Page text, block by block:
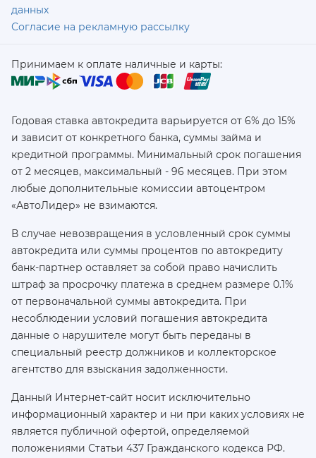
данных
Согласие на рекламную рассылку
Принимаем к оплате наличные и карты:
Годовая ставка автокредита варьируется от 6% до 15%
и зависит от конкретного банка, суммы займа и
кредитной программы. Минимальный срок погашения
от 2 месяцев, максимальный - 96 месяцев. При этом
любые дополнительные комиссии автоцентром
«АвтоЛидер» не взимаются.
В случае невозвращения в условленный срок суммы
автокредита или суммы процентов по автокредиту
банк-партнер оставляет за собой право начислить
штраф за просрочку платежа в среднем размере 0.1%
от первоначальной суммы автокредита. При
несоблюдении условий погашения автокредита
данные о нарушителе могут быть переданы в
специальный реестр должников и коллекторское
агентство для взыскания задолженности.
Данный Интернет-сайт носит исключительно
информационный характер и ни при каких условиях не
является публичной офертой, определяемой
положениями Статьи 437 Гражданского кодекса РФ.